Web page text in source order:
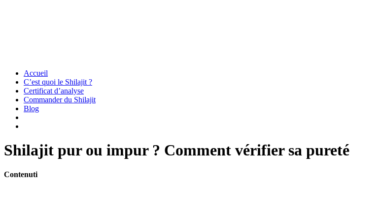
Accueil
C’est quoi le Shilajit ?
Certificat d’analyse
Commander du Shilajit
Blog
Shilajit pur ou impur ? Comment vérifier sa pureté
Contenuti